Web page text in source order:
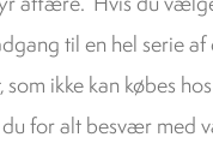
affære. Hvis du
til en hel serie af
ikke kan købes
for alt besvær med